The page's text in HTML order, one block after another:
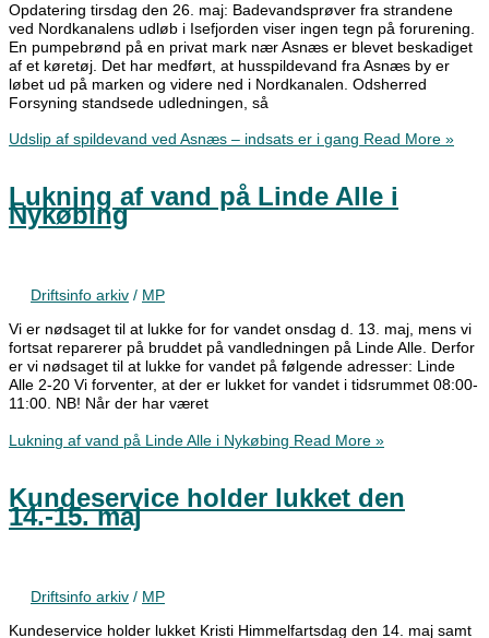
Opdatering tirsdag den 26. maj: Badevandsprøver fra strandene
ved Nordkanalens udløb i Isefjorden viser ingen tegn på forurening.
En pumpebrønd på en privat mark nær Asnæs er blevet beskadiget
af et køretøj. Det har medført, at husspildevand fra Asnæs by er
løbet ud på marken og videre ned i Nordkanalen. Odsherred
Forsyning standsede udledningen, så
Udslip af spildevand ved Asnæs – indsats er i gang Read More »
Lukning af vand på Linde Alle i
Nykøbing
Driftsinfo arkiv / MP
Vi er nødsaget til at lukke for for vandet onsdag d. 13. maj, mens vi
fortsat reparerer på bruddet på vandledningen på Linde Alle. Derfor
er vi nødsaget til at lukke for vandet på følgende adresser: Linde
Alle 2-20 Vi forventer, at der er lukket for vandet i tidsrummet 08:00-
11:00. NB! Når der har været
Lukning af vand på Linde Alle i Nykøbing Read More »
Kundeservice holder lukket den
14.-15. maj
Driftsinfo arkiv / MP
Kundeservice holder lukket Kristi Himmelfartsdag den 14. maj samt